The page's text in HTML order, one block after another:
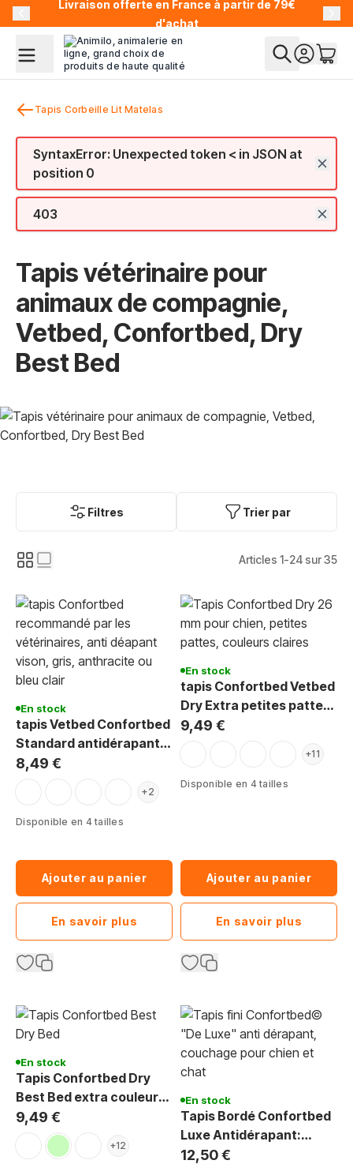
Allez au contenu
offerte en France à partir de 79€
Tapis Corbeille Lit Matelas
SyntaxError: Unexpected token < in JSON at
position 0
403
Tapis vétérinaire pour
animaux de compagnie,
Vetbed, Confortbed, Dry
Best Bed
Filtres Trier par
Articles 1-24 sur35
En stock
tapis Vetbed Confortbed
Standard antidérapant
épaisseur 20 mm
8,49 €
gris pattes noires
anthracite pattes grises
+2
Disponible en 4 tailles
Ajouter au panier
En savoir plus
En stock
tapis Confortbed Vetbed
Dry Extra petites pattes
couleurs claires 26 mm
9,49 €
jaune pattes noires
jaune pattes orange
mauve pattes
+11
Disponible en 4 tailles
Ajouter au panier
En savoir plus
En stock
Tapis Confortbed Dry
Best Bed extra couleurs
foncées petites pattes
26 mm
9,49 €
bleu marine pattes blanches
vert clair pattes vertes
mauve pattes violettes
+12
En stock
Tapis Bordé Confortbed
Luxe Antidérapant:
Chien & Chat
12,50 €